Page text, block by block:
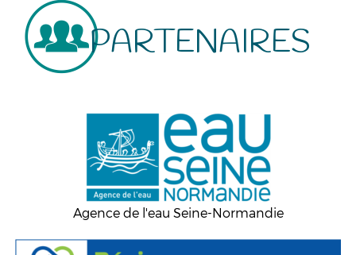
PARTENAIRES
Agence de l'eau Seine-Normandie